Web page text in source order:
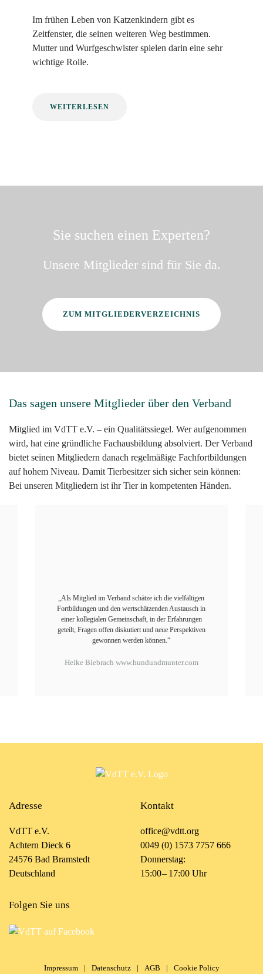
Im frühen Leben von Katzenkindern gibt es
Zeitfenster, die seinen weiteren Weg bestimmen.
Mutter und Wurfgeschwister spielen darin eine sehr
wichtige Rolle.
WEITERLESEN
Sie suchen einen Experten?
Unsere Mitglieder sind für Sie da.
ZUM MITGLIEDERVERZEICHNIS
Das sagen unsere Mitglieder über den Verband
Mitglied im VdTT e.V. – ein Qualitätssiegel. Wer aufgenommen
wird, hat eine gründliche Fachausbildung absolviert. Der Verband
bietet seinen Mitgliedern danach regelmäßige Fachfortbildungen
auf hohem Niveau. Damit Tierbesitzer sich sicher sein können:
Bei unseren Mitgliedern ist ihr Tier in kompetenten Händen.
gewonnen werden können.“
Heike Biebrachwww.hundundmunter.com
Adresse
VdTT e.V.
Achtern Dieck 6
24576 Bad Bramstedt
Deutschland
Kontakt
office@vdtt.org
0049 (0) 1573 7757 666
Donnerstag:
15:00 – 17:00 Uhr
Folgen Sie uns
Impressum | Datenschutz | AGB | Cookie Policy